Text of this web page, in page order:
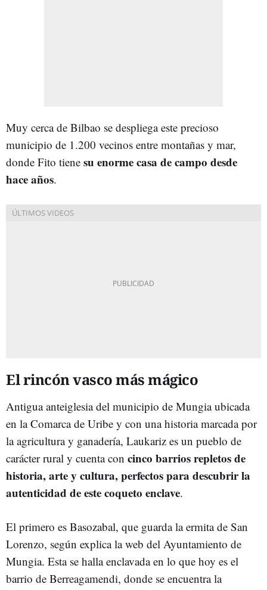
Muy cerca de Bilbao se despliega este precioso
municipio de 1.200 vecinos entre montañas y mar,
donde Fito tiene su enorme casa de campo desde
hace años.
El rincón vasco más mágico
Antigua anteiglesia del municipio de Mungia ubicada
en la Comarca de Uribe y con una historia marcada por
la agricultura y ganadería, Laukariz es un pueblo de
carácter rural y cuenta con cinco barrios repletos de
historia, arte y cultura, perfectos para descubrir la
autenticidad de este coqueto enclave.
El primero es Basozabal, que guarda la ermita de San
Lorenzo, según explica la web del Ayuntamiento de
Mungia. Esta se halla enclavada en lo que hoy es el
barrio de Berreagamendi, donde se encuentra la